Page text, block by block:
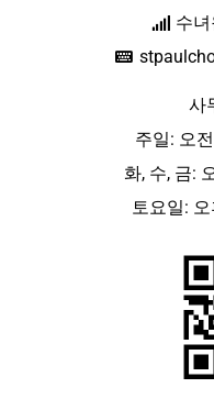
수
사
주일: 오
화, 수, 금:
토요일: